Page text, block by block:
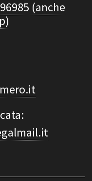
(anche